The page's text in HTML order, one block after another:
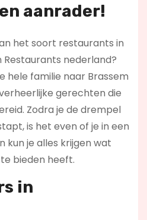
aanrader!
het soort restaurants in
Restaurants nederland?
hele familie naar Brassem
gerechten die
Zodra je de drempel
is het even of je in een
kun je alles krijgen wat
bieden heeft.
in